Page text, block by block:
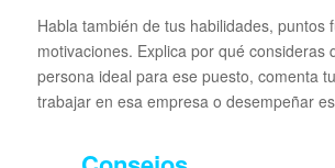
Habla también de tus habilidades, puntos
motivaciones. Explica por qué consideras
persona ideal para ese puesto, comenta
trabajar en esa empresa o desempeñar